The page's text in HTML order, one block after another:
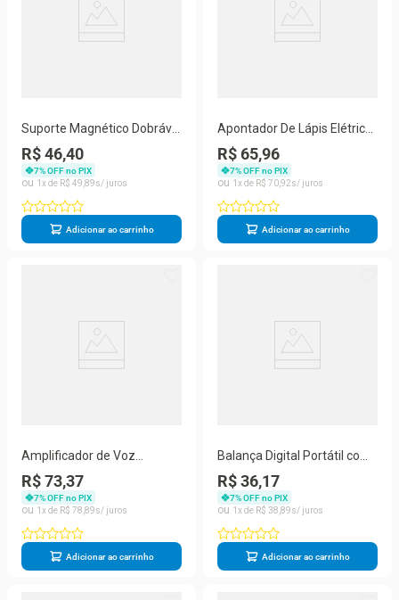
Suporte Magnético Dobrável
Rotativo Para Celular Com
Ventosa 360°
R$ 46,40
7% OFF no PIX
1
R$ 49 89
Adicionar ao carrinho
Apontador De Lápis Elétrico
Prático E Seguro Rosa
R$ 65,96
7% OFF no PIX
1
R$ 7092
Adicionar ao carrinho
Amplificador de Voz
Megafone com Microfone e
Rádio FM para Professores
R$ 73,37
7% OFF no PIX
1
R$ 78 89
Adicionar ao carrinho
Balança Digital Portátil com
Gancho para Pesca e Mala
50kg
R$ 36,17
7% OFF no PIX
1
R$ 38 89
Adicionar ao carrinho